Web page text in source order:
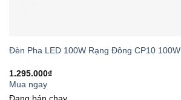
Đèn Pha LED 100W Rạng Đông CP10 100W
1.295.000₫
Mua ngay
Đang bán chạy